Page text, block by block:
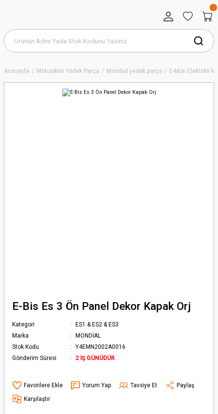
Anasayfa Motosiklet Yedek Parça Mondial yedek parça E-Mon Elektrikli
E-Bis Es 3 Ön Panel Dekor Kapak Orj
Kategori
ES1 & ES2 & ES3
Marka
MONDİAL
Stok Kodu
Y4EMN2002A0016
Gönderim Süresi
2 İŞ GÜNÜDÜR.
Yorum Yap Tavsiye Et
Paylaş
Karşılaştır